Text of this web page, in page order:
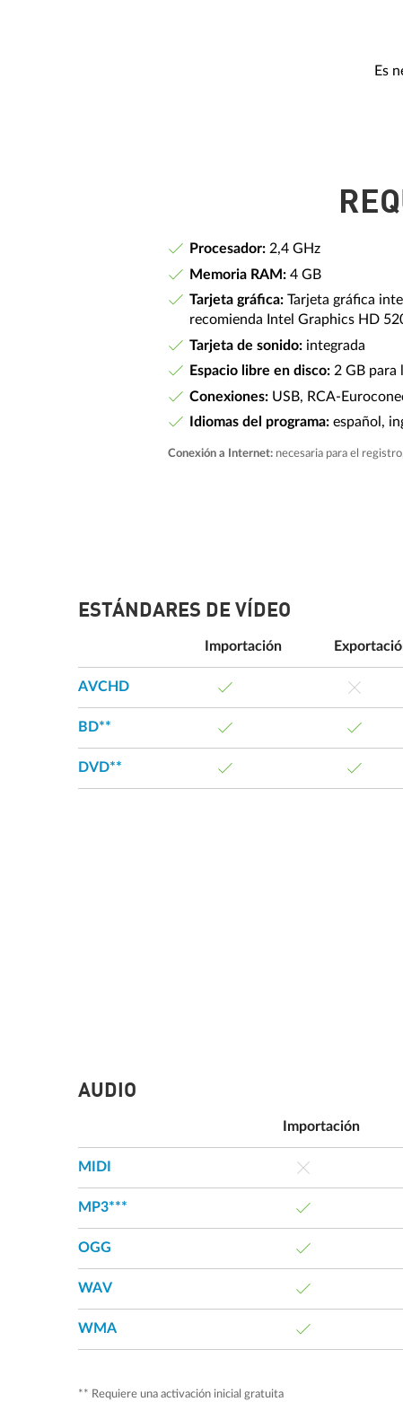
Es
Procesador: 2,4 GHz
Memoria RAM: 4 GB
Tarjeta gráfica: Tarjeta gráfica
recomienda Intel Graphics HD
Tarjeta de sonido: integrada
Espacio libre en disco: 2 GB para
Conexiones: USB, RCA-
Idiomas del programa: español,
Conexión a Internet: necesaria para el
ESTÁNDARES DE VÍDEO
Importación
AVCHD
BD**
DVD**
AUDIO
Importación
MIDI
MP3***
OGG
WAV
WMA
** Requiere una activación inicial gratuita